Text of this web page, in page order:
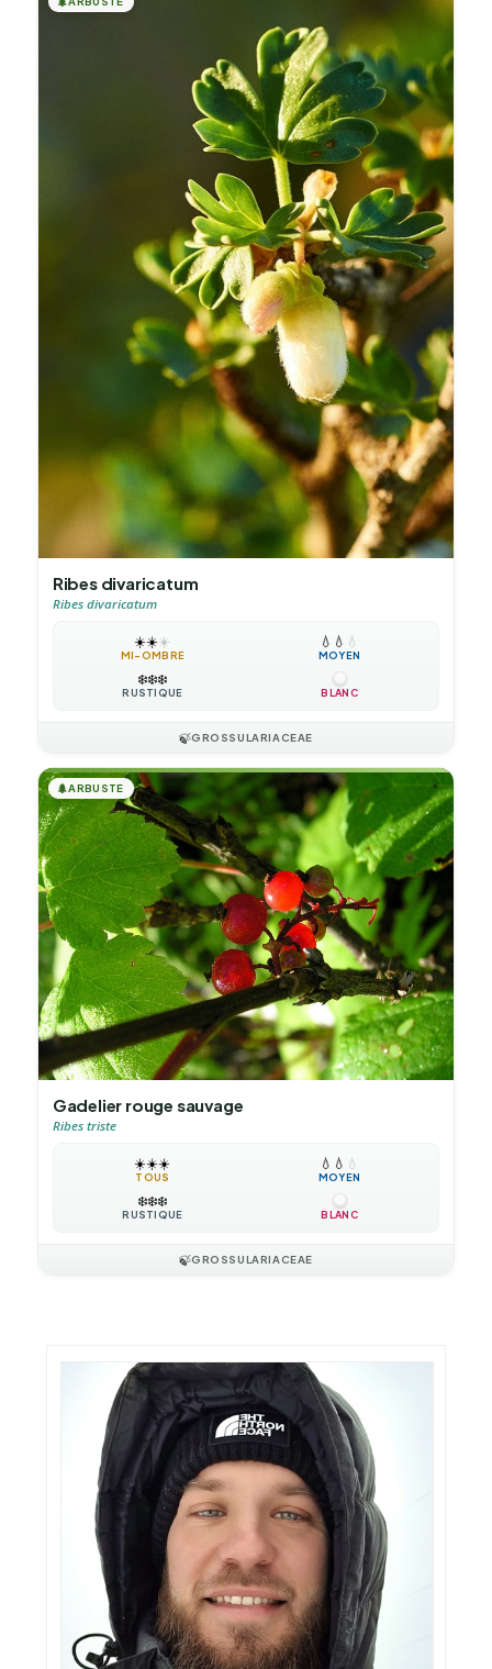
Ribes divaricatum
Ribes divaricatum
☀️☀️☀️
MI-OMBRE
💧 💧 💧
MOYEN
❄️❄️❄️
RUSTIQUE BLANC
🍃GROSSULARIACEAE
🌲ARBUSTE
Gadelier rouge sauvage
Ribes triste
☀️☀️☀️
TOUS
💧 💧 💧
MOYEN
❄️❄️❄️
RUSTIQUE BLANC
🍃GROSSULARIACEAE